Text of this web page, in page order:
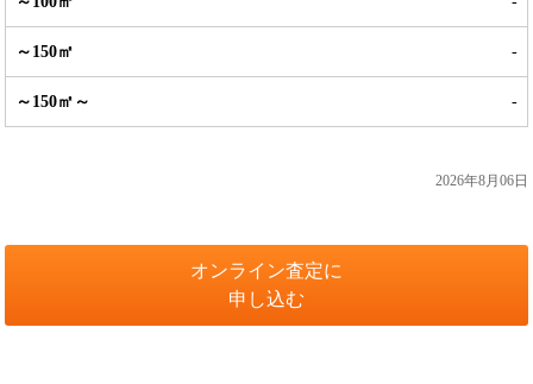
-
-
2026年8月06日
オンライン査定に
申し込む